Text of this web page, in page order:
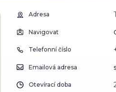
Adresa
Navigovat
Telefonní číslo
Emailová adresa
Otevírací doba